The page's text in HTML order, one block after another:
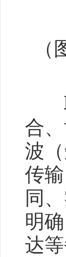
联
合
波
传
同
明
达